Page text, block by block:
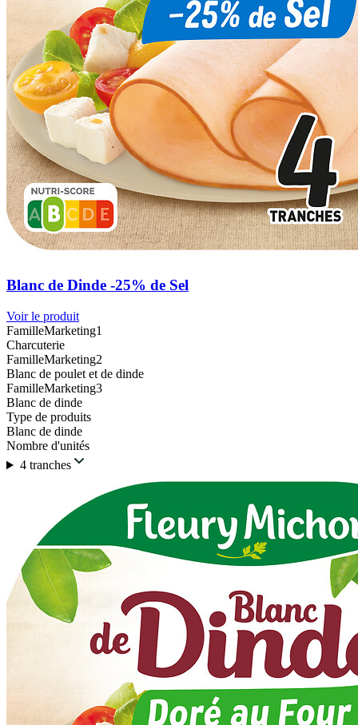
Blanc de Dinde -25% de Sel
Voir le produit
FamilleMarketing1
Charcuterie
FamilleMarketing2
Blanc de poulet et de dinde
FamilleMarketing3
Blanc de dinde
Type de produits
Blanc de dinde
Nombre d'unités
4 tranches